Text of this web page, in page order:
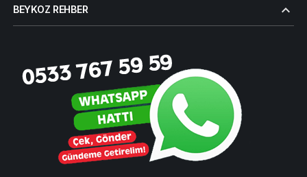
BEYKOZ REHBER